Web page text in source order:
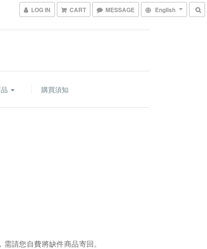
LOG IN CART MESSAGE English
購買須知
需請您自費將缺件商品寄回。